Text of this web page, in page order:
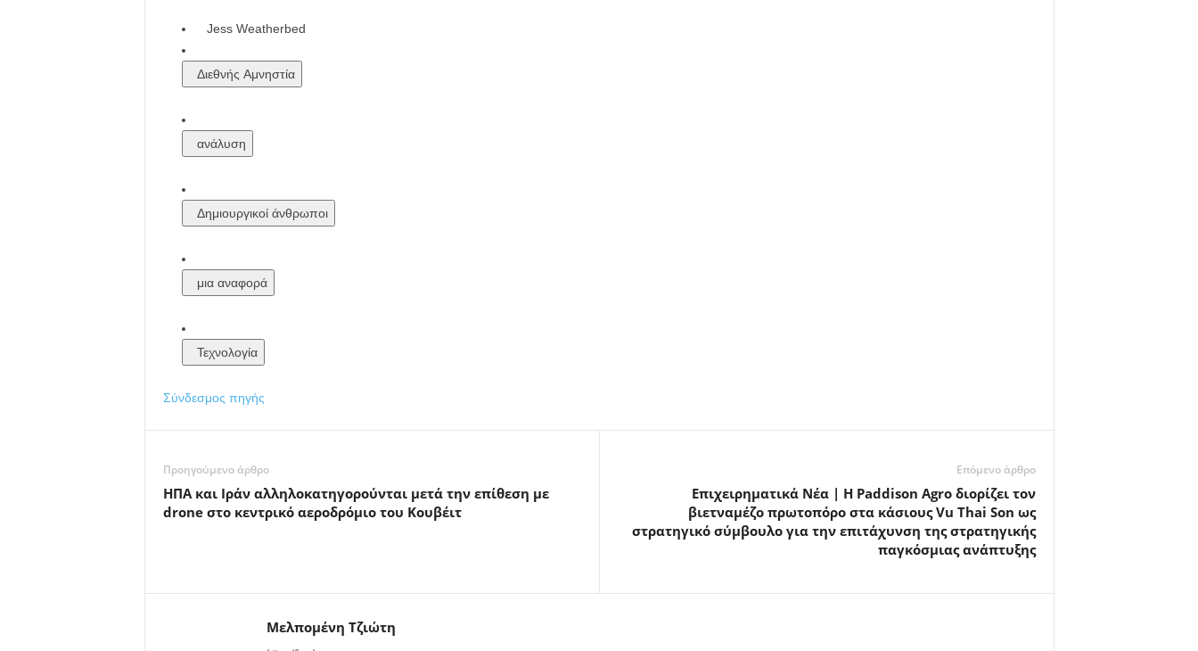
Jess Weatherbed
Διεθνής Αμνηστία
ανάλυση
Δημιουργικοί άνθρωποι
μια αναφορά
Τεχνολογία
Σύνδεσμος πηγής
Προηγούμενο άρθρο
ΗΠΑ και Ιράν αλληλοκατηγορούνται μετά την επίθεση με
drone στο κεντρικό αεροδρόμιο του Κουβέιτ
Επόμενο άρθρο
Επιχειρηματικά Νέα | Η Paddison Agro διορίζει τον
βιετναμέζο πρωτοπόρο στα κάσιους Vu Thai Son ως
στρατηγικό σύμβουλο για την επιτάχυνση της στρατηγικής
παγκόσμιας ανάπτυξης
Μελπομένη Τζιώτη